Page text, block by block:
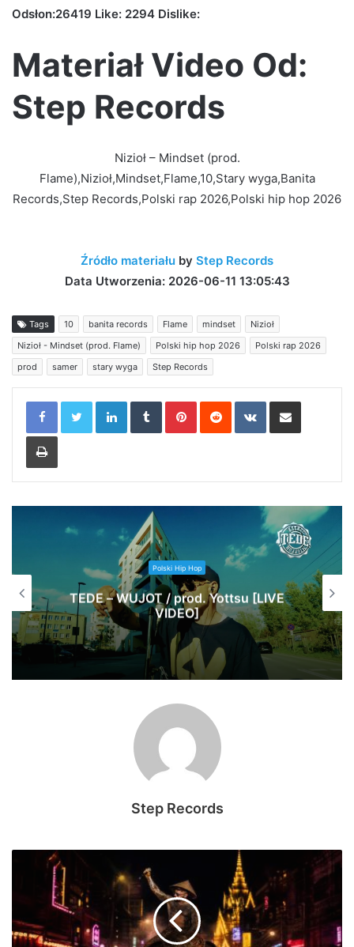
Odsłon:26419 Like: 2294 Dislike:
Materiał Video Od:
Step Records
Nizioł – Mindset (prod.
Flame),Nizioł,Mindset,Flame,10,Stary wyga,Banita
Records,Step Records,Polski rap 2026,Polski hip hop 2026
Źródło materiału by Step Records
Data Utworzenia: 2026-06-11 13:05:43
Tags 10 banita records Flame mindset
Nizioł
Nizioł - Mindset (prod. Flame)
Polski hip hop 2026
Polski rap 2026
prod
samer stary wyga Step Records
LinkedInTumblrPinterestReddit VKontakteShare via Email
Print
Polski Hip Hop
Jak Pawbeats wspomina początki
branży? | 20 lat Step Records
Step Records